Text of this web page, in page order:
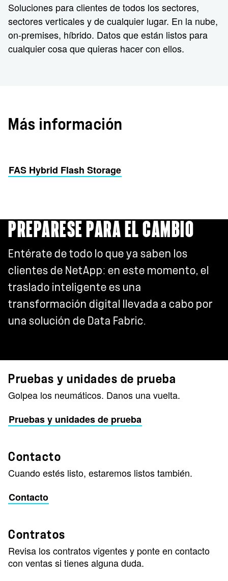
Soluciones para clientes de todos los sectores,
sectores verticales y de cualquier lugar. En la nube,
on-premises, híbrido. Datos que están listos para
cualquier cosa que quieras hacer con ellos.
Más información
FAS Hybrid Flash Storage
PREPÁRESE PARA EL CAMBIO
Entérate de todo lo que ya saben los
clientes de NetApp: en este momento, el
traslado inteligente es una
transformación digital llevada a cabo por
una solución de Data Fabric.
Pruebas y unidades de prueba
Golpea los neumáticos. Danos una vuelta.
Pruebas y unidades de prueba
Contacto
Cuando estés listo, estaremos listos también.
Contacto
Contratos
Revisa los contratos vigentes y ponte en contacto
con ventas si tienes alguna duda.